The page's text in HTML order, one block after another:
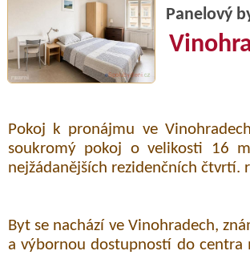
Panelový
Pokoj k pronájmu ve
soukromý pokoj o velikosti 16
nejžádanějších rezidenčních
Byt se nachází ve Vinohradech,
a výbornou dostupností do